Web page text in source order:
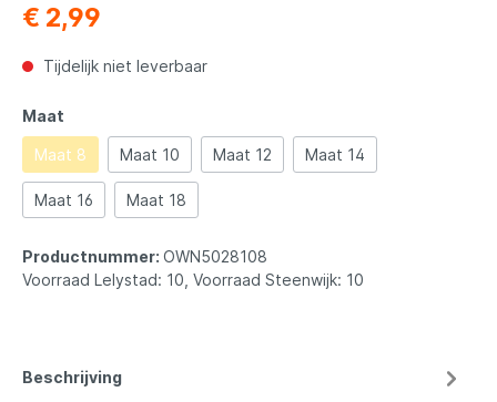
€ 2,99
Tijdelijk niet leverbaar
Maat
Maat 8 Maat 10 Maat 12 Maat 14
Maat 16 Maat 18
Productnummer: OWN5028108
Voorraad Lelystad: 10, Voorraad Steenwijk: 10
Beschrijving